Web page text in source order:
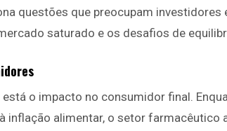
questões que preocupam
saturado e os desafios de
o impacto no consumidor final.
inflação alimentar, o setor